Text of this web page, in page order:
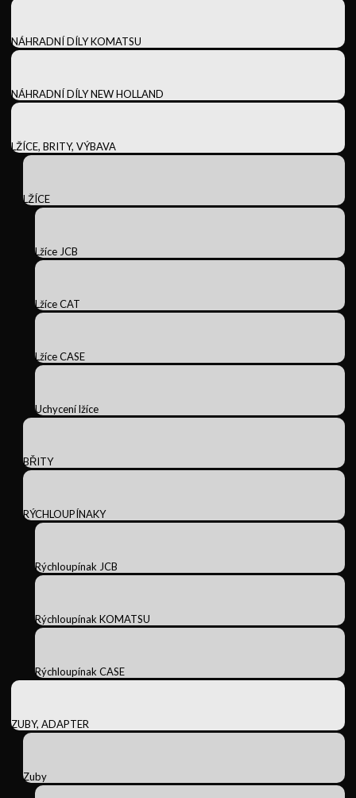
NÁHRADNÍ DÍLY KOMATSU
NÁHRADNÍ DÍLY NEW HOLLAND
LŽÍCE, BRITY, VÝBAVA
LŽÍCE
Lžíce JCB
Lžíce CAT
Lžíce CASE
Uchycení lžíce
BŘITY
RÝCHLOUPÍNAKY
Rýchloupínak JCB
Rýchloupínak KOMATSU
Rýchloupínak CASE
ZUBY, ADAPTER
Zuby